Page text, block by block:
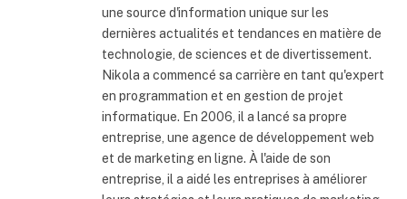
une source d'information unique sur les
dernières actualités et tendances en matière de
technologie, de sciences et de divertissement.
Nikola a commencé sa carrière en tant qu'expert
en programmation et en gestion de projet
informatique. En 2006, il a lancé sa propre
entreprise, une agence de développement web
et de marketing en ligne. À l'aide de son
entreprise, il a aidé les entreprises à améliorer